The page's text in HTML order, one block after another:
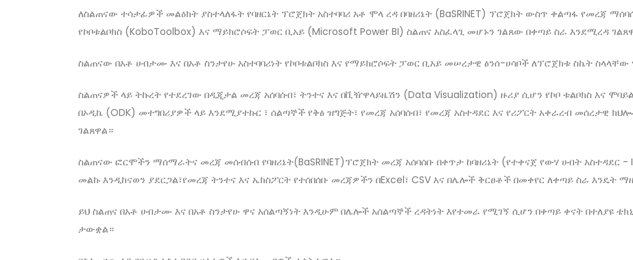
ለስልጠናው ተሳታፊዎች መልዕክት ያስተላለፋት የባዘርኔት ፕሮጀክት አስተባባሪ አቶ ሞላ ረዳ በባዘሪኔት (BaSRINET) ፕሮጀክት ውስጥ ቀልጣፋ የመረጃ
የኮቦቱልቦክስ (KoboToolbox) እና ማይክሮሶፍት ፓወር ቢአይ (Microsoft Power BI) ስልጠና አስፈላጊ መሆኑን ገልጸው በቀጣይ ስራ እንደሚረዳ
ስልጠናው በአቶ ሀብታሙ እና በአቶ ስንታየሁ አስተባባሪነት የኮቦቱልቦክስ እና የማይክሮሶፍት ፓወር ቢአይ መሠረታዊ ፅንሰ-ሀሳቦች ለፕሮጀክቱ ስኬት
ስልጠናዎች ላይ ትኩረት የተደረገው በዲጂታል መረጃ አሰባሰብ፣ ትንተና እና በቪዥዋላይዜሽን (Data Visualization) ዙሪያ ሲሆን የኮቦ ቱልቦክስ እና
በኦዲኬ (ODK) መተግበሪያዎች ላይ እንደሚያተኩር ፣ ሰልጣኞች የቅፅ ዝግጅት፣ የመረጃ አሰባሰብ፣ የመረጃ አስተዳደር እና የሪፖርት አቀራረብ መሰረታዊ
ገልጸዋል።
​ስልጠናው ​ፎርሞችን ማሰማራትና መረጃ መሰብሰብ ​የባዘሪኔት(BaSRINET)ፕሮጀክት መረጃ አሰባሰቡ በቀጥታ ከባዘሪኔት (የተቀናጀ የውሃ ሀብት አስተዳደር
መልኩ እንዲከናወን ያደርጋል፣​የመረጃ ትንተና እና ኤክስፖርት የተሰበሰቡ መረጃዎችን በExcel፣ CSV እና በሌሎች ቅርፀቶች በመቀየር ለቀጣይ ስራ እንዴት
ይህ ስልጠና በአቶ ሀብታሙ እና በአቶ ስንታየሁ ዋና አሰልጣኝነት እንዲሁም በሌሎች አሰልጣኞች ረዳትነት እየተመራ የሚገኝ ሲሆን በቀጣይ ቀናት በተለያዩ
ታውቋል።